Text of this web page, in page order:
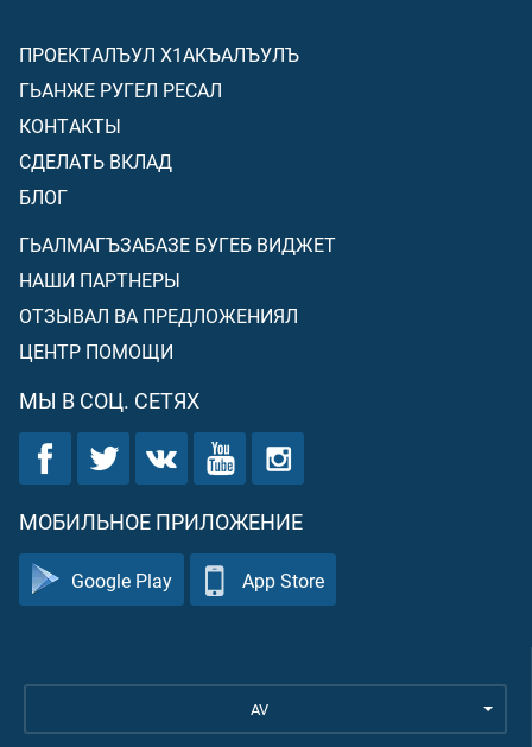
ПРОЕКТАЛЪУЛ Х1АКЪАЛЪУЛЪ
ГЬАНЖЕ РУГЕЛ РЕСАЛ
КОНТАКТЫ
СДЕЛАТЬ ВКЛАД
БЛОГ
ГЬАЛМАГЪЗАБАЗЕ БУГЕБ ВИДЖЕТ
НАШИ ПАРТНЕРЫ
ОТЗЫВАЛ ВА ПРЕДЛОЖЕНИЯЛ
ЦЕНТР ПОМОЩИ
МЫ В СОЦ. СЕТЯХ
МОБИЛЬНОЕ ПРИЛОЖЕНИЕ
Google Play App Store
AV